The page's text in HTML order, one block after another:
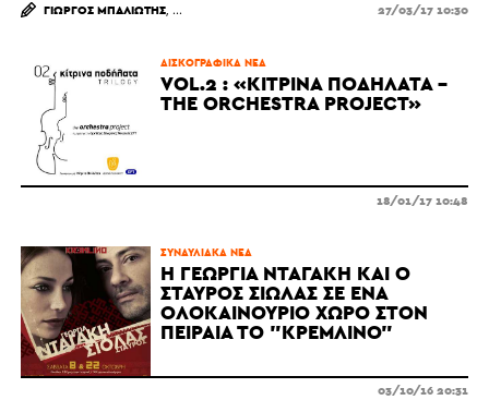
ΓΙΏΡΓΟΣ ΜΠΑΛΙΏΤΗΣ 27/03/17 10:30
ΔΙΣΚΟΓΡΑΦΙΚΆ ΝΈΑ
VOL.2 : «ΚΊΤΡΙΝΑ ΠΟΔΉΛΑΤΑ –
THE ORCHESTRA PROJECT»
18/01/17 10:48
ΣΥΝΑΥΛΙΑΚΆ ΝΈΑ
H ΓΕΩΡΓΊΑ ΝΤΑΓΆΚΗ ΚΑΙ Ο
ΣΤΑΎΡΟΣ ΣΙΏΛΑΣ ΣΕ ΈΝΑ
ΟΛΟΚΑΊΝΟΥΡΙΟ ΧΏΡΟ ΣΤΟΝ
ΠΕΙΡΑΙΆ ΤΟ "ΚΡΕΜΛΙΝΟ"
03/10/16 20:31